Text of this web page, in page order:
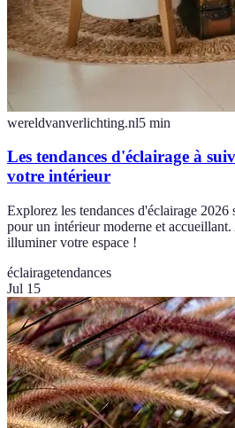
wereldvanverlichting.nl5 min
Les tendances d'éclairage à
votre intérieur
Explorez les tendances d'éclairage
pour un intérieur moderne et
illuminer votre espace !
éclairagetendances
Jul 15